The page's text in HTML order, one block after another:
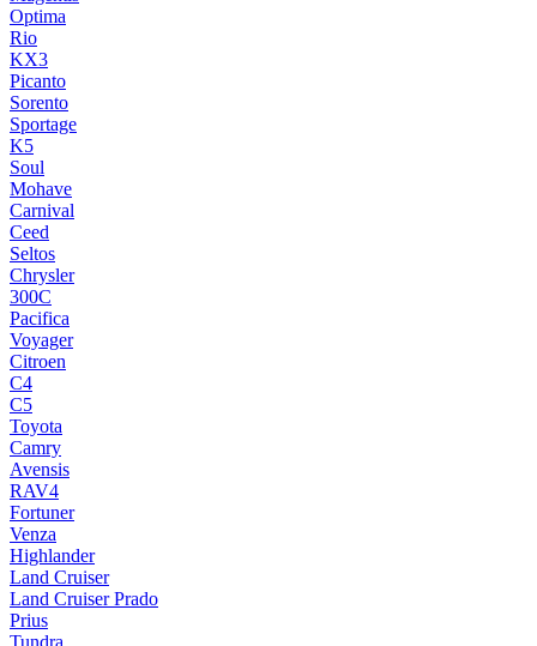
Optima
Rio
KX3
Picanto
Sorento
Sportage
K5
Soul
Mohave
Carnival
Ceed
Seltos
Chrysler
300C
Pacifica
Voyager
Citroen
C4
C5
Toyota
Camry
Avensis
RAV4
Fortuner
Venza
Highlander
Land Cruiser
Land Cruiser Prado
Prius
Tundra